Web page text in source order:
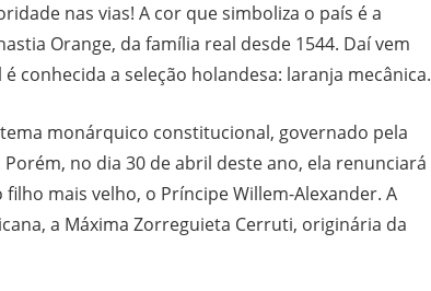
nas vias! A cor que simboliza o país é a
Orange, da família real desde 1544. Daí vem
conhecida a seleção holandesa: laranja mecânica.
monárquico constitucional, governado pela
Porém, no dia 30 de abril deste ano, ela renunciará
mais velho, o Príncipe Willem-Alexander. A
a Máxima Zorreguieta Cerruti, originária da